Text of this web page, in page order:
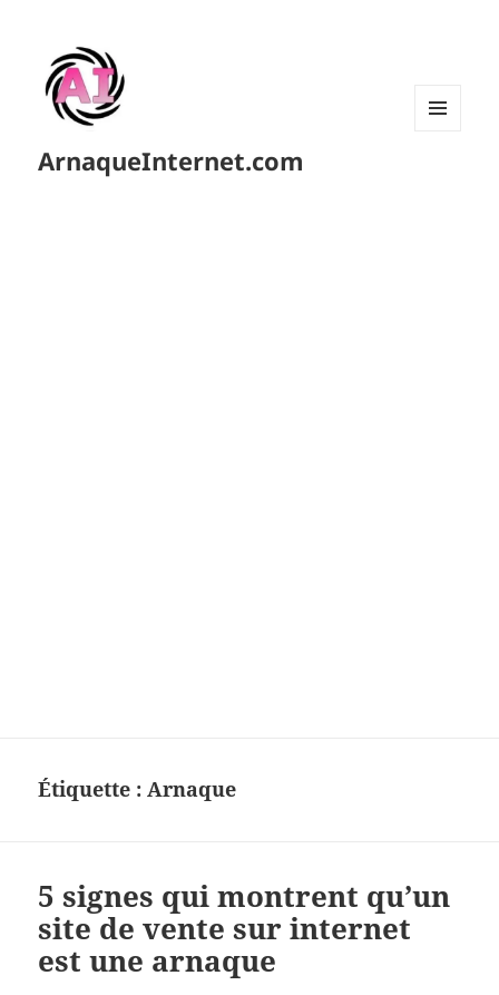
ArnaqueInternet.com
Étiquette :Arnaque
5 signes qui montrent qu’un
site de vente sur internet
est une arnaque